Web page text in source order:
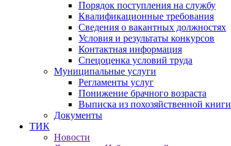
Порядок поступления на службу
Квалификационные требования
Сведения о вакантных должностях
Условия и результаты конкурсов
Контактная информация
Спецоценка условий труда
Муниципальные услуги
Регламенты услуг
Понижение брачного возраста
Выписка из похозяйственной книги
Документы
ТИК
Новости